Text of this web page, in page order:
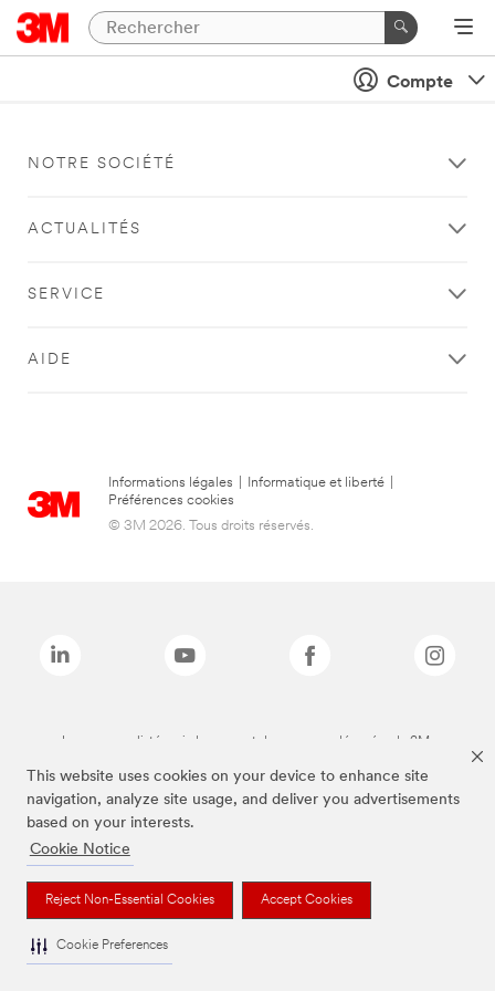
This website uses cookies on your device to enhance site
navigation, analyze site usage, and deliver you advertisements
based on your interests.
Cookie Notice
Reject Non-Essential Cookies Accept Cookies
Cookie Preferences
Compte
NOTRE SOCIÉTÉ
ACTUALITÉS
SERVICE
AIDE
Informations légales Informatique et liberté
Préférences cookies
© 3M 2026. Tous droits réservés.
Les marques listées ci-dessus sont des marques déposées de 3M.